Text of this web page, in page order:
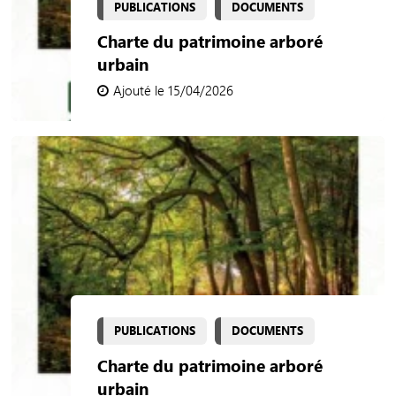
PUBLICATIONS DOCUMENTS
Charte du patrimoine arboré
urbain
Ajouté le 15/04/2026
PUBLICATIONS DOCUMENTS
Charte du patrimoine arboré
urbain